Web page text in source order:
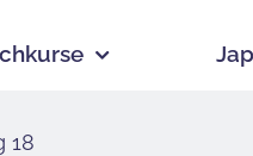
18